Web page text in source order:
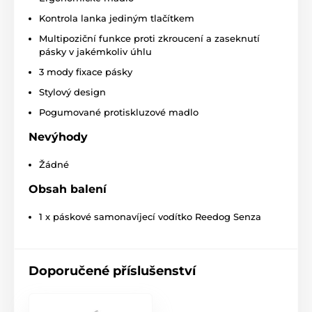
Samonavíjecí vodítko Reedog má
spolehlivé ovládání na každém kroku!
Senza vámzaručí pohodlné a snadné zacházení.
technologií brzdového systému a navíjení pásky:
Kontrola lanka jediným tlačítkem
Multipoziční funkce proti zkroucení a zaseknutí
pásky v jakémkoliv úhlu
3 mody fixace pásky
Stylový design
Pogumované protiskluzové madlo
Nevýhody
Žádné
Obsah balení
1 x páskové samonavíjecí vodítko Reedog Senza
Doporučené příslušenství